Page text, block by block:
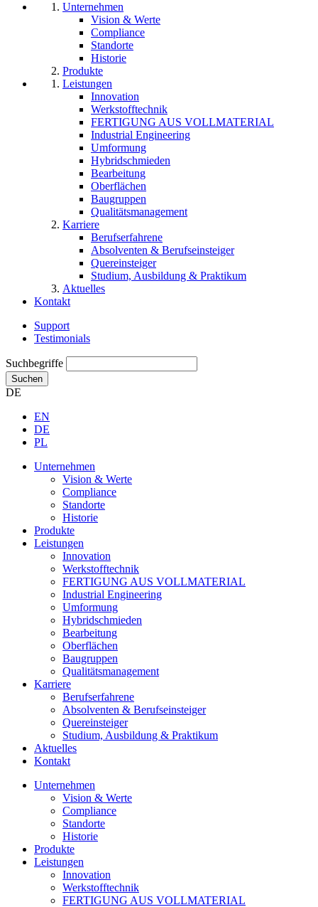
Unternehmen
Vision & Werte
Compliance
Standorte
Historie
Produkte
Leistungen
Innovation
Werkstofftechnik
FERTIGUNG AUS VOLLMATERIAL
Industrial Engineering
Umformung
Hybridschmieden
Bearbeitung
Oberflächen
Baugruppen
Qualitätsmanagement
Karriere
Berufserfahrene
Absolventen & Berufseinsteiger
Quereinsteiger
Studium, Ausbildung & Praktikum
Aktuelles
Kontakt
Support
Testimonials
Suchbegriffe
Suchen
DE
EN
DE
PL
Unternehmen
Vision & Werte
Compliance
Standorte
Historie
Produkte
Leistungen
Innovation
Werkstofftechnik
FERTIGUNG AUS VOLLMATERIAL
Industrial Engineering
Umformung
Hybridschmieden
Bearbeitung
Oberflächen
Baugruppen
Qualitätsmanagement
Karriere
Berufserfahrene
Absolventen & Berufseinsteiger
Quereinsteiger
Studium, Ausbildung & Praktikum
Aktuelles
Kontakt
Unternehmen
Vision & Werte
Compliance
Standorte
Historie
Produkte
Leistungen
Innovation
Werkstofftechnik
FERTIGUNG AUS VOLLMATERIAL